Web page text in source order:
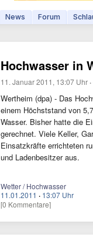
News Forum
Hochwasser in
11. Januar 2011, 13:07 Uhr ·
Wertheim (dpa) - Das
einem Höchststand von
Wasser. Bisher hatte die
gerechnet. Viele Keller,
Einsatzkräfte errichteten
und Ladenbesitzer aus.
Wetter / Hochwasser
11.01.2011 · 13:07 Uhr
[0 Kommentare]